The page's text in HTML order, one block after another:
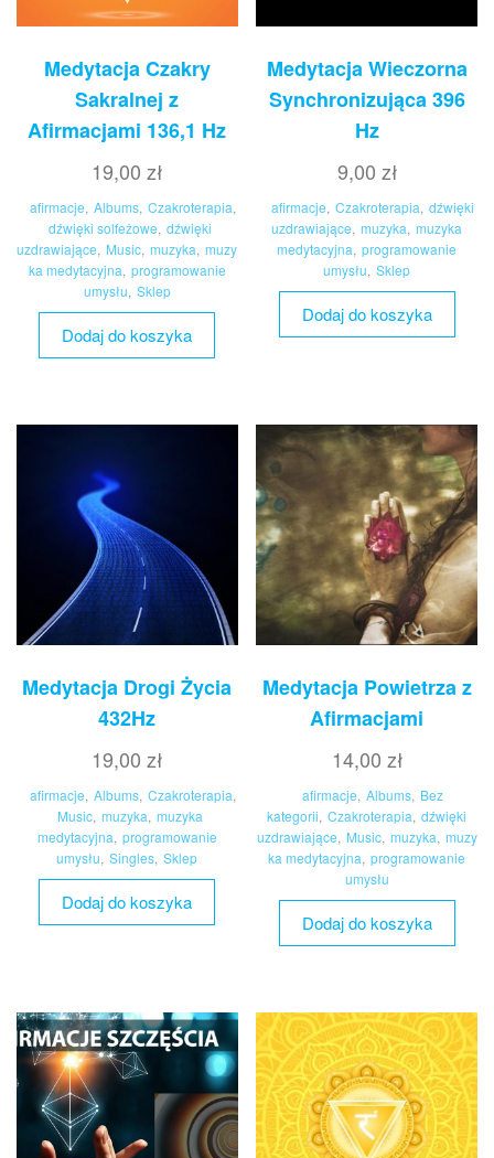
Medytacja Czakry
Sakralnej z
Afirmacjami 136,1 Hz
19,00zł
afirmacje, Albums, Czakroterapia,
dźwięki solfeżowe, dźwięki
uzdrawiające, Music, muzyka, muzy
ka medytacyjna, programowanie
umysłu, Sklep
Dodaj do koszyka
Medytacja Wieczorna
Synchronizująca 396
Hz
9,00 zł
afirmacje, Czakroterapia, dźwięki
uzdrawiające, muzyka, muzyka
medytacyjna, programowanie
umysłu, Sklep
Dodaj do koszyka
Medytacja Drogi Życia
432Hz
19,00zł
afirmacje, Albums, Czakroterapia,
Music, muzyka, muzyka
medytacyjna, programowanie
umysłu, Singles, Sklep
Dodaj do koszyka
Medytacja Powietrza z
Afirmacjami
14,00 zł
afirmacje, Albums, Bez
kategorii, Czakroterapia, dźwięki
uzdrawiające, Music, muzyka, muzy
ka medytacyjna, programowanie
umysłu
Dodaj do koszyka